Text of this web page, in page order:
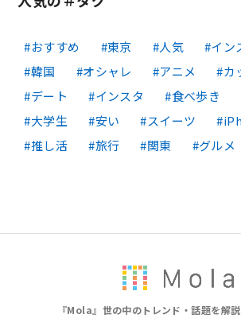
おすすめ 東京 人気
イン
韓国
オシャレ アニメ
カ
デート
インスタ 食べ歩き
大学生
安い スイーツ
推し活
旅行 関東 グルメ
『Mola』世の中のトレンド・話題を解